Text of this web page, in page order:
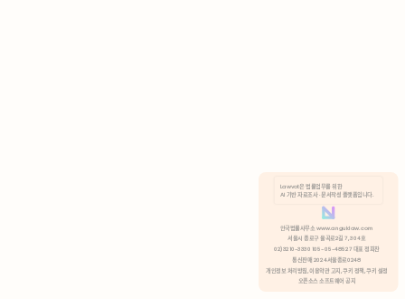
분석 쿠키 허용
Lawvot은 법률업무를 위한
AI 기반 자료조사 · 문서작성 플랫폼입니다.
안국법률사무소 www.anguklaw.com
서울시 종로구 율곡로2길 7, 304호
02)3210-3330 105-05-48527 대표 정희찬
통신판매 2024서울종로0248
개인정보 처리방침, 이용약관 고지, 쿠키 정책, 쿠키 설정
오픈소스 소프트웨어 공지